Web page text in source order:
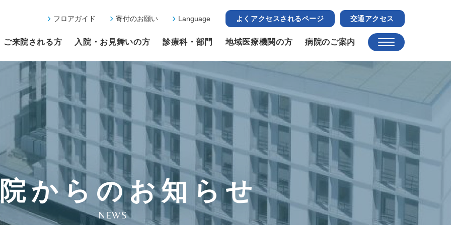
フロアガイド 寄付のお願い Language よくアクセスされるページ 交通アクセス
ご来院される方 入院・お見舞いの方 診療科・部門 地域医療機関の方 病院のご案内
からのお知らせ
NEWS